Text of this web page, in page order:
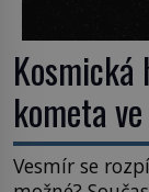
kometa
Vesmír se